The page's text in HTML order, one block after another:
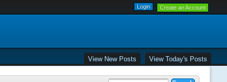
Create an Account
View New Posts View Today's Posts